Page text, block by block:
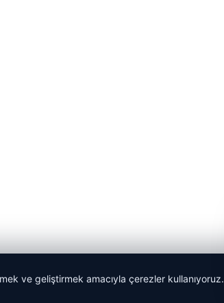
ve geliştirmek amacıyla çerezler kullanıyoruz.